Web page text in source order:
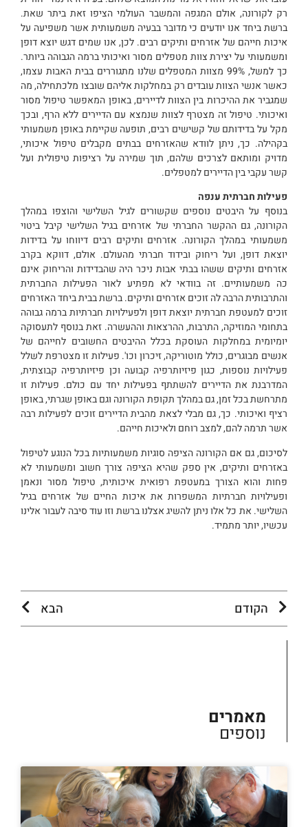
רק לקורונה, אולם המגפה והמשבר העולמי הציפו זאת ביתר שאת.
ברשת ביחד אנו יודעים כי מדובר בבעיה משמעותית אשר משפיעה על
איכות חייהם של אזרחים ותיקים רבים. לכן, אנו שמים דגש יוצא דופן
ומשמעותי על יצירת צוות מטפלים מסור ואיכותי ברמה הגבוהה ביותר.
כך למשל, 99% מצוות המטפלים שלנו מתגוררים בבית האבות עצמו,
כאשר אנשי הצוות עובדים רק במחלקות אליהם שובצו מלכתחילה, מה
שמגביר את ההיכרות בין הצוות לדיירים, באופן המאפשר טיפול מסור
ואיכותי. טיפול זה מצטרף לצוות שנמצא עם הדיירים ללא הרף, ובכך
מקל על בדידותם של קשישים רבים, תופעה שקיימת באופן משמעותי
בקהילה. כך, ניתן לוודא שהאזרחים בבתים מקבלים טיפול איכותי,
מדויק ומותאם לצרכים שלהם, תוך שמירה על רציפות טיפולית ועל
קשר עקבי בין הדיירים למטפלים.
פעילות חברתית ענפה
בנוסף על היבטים נוספים שקשורים לגיל השלישי והוצפו במהלך
הקורונה, גם ההקשר החברתי של אזרחים בגיל השלישי קיבל ביטוי
משמעותי במהלך הקורונה. אזרחים ותיקים רבים דיווחו על בדידות
יוצאת דופן, ועל ריחוק ובידוד חברתי מהעולם. אולם, דווקא בקרב
אזרחים ותיקים ששהו בבתי אבות ניכר היה שהבדידות והריחוק אינם
כה משמעותיים. זה בוודאי לא מפתיע לאור הפעילות החברתית
והתרבותית הרבה לה זוכים אזרחים ותיקים. ברשת בבית ביחד האזרחים
זוכים למעטפת חברתית יוצאת דופן ולפעילויות חברתיות ברמה גבוהה
בתחומי המוזיקה, התרבות, ההרצאות וההעשרה. זאת בנוסף לתעסוקה
יומיומית במחלקות העוסקת בכלל ההיבטים החשובים לחייהם של
אנשים מבוגרים, כולל מוטוריקה, זיכרון וכו'. פעילות זו מצטרפת לשלל
פעילויות נוספות, כגון פיזיותרפיה קבועה וכן פיזיותרפיה קבוצתית,
המדרבנת את הדיירים להשתתף בפעילות יחד עם כולם. פעילות זו
מתרחשת בכל זמן, גם במהלך תקופת הקורונה וגם באופן שגרתי, באופן
רציף ואיכותי. כך, גם מבלי לצאת מהבית הדיירים זוכים לפעילות רבה
אשר תרמה להם, למצב רוחם ולאיכות חייהם.
לסיכום, גם אם הקורונה הציפה סוגיות משמעותיות בכל הנוגע לטיפול
באזרחים ותיקים, אין ספק שהיא הציפה צורך חשוב ומשמעותי לא
פחות והוא הצורך במעטפת רפואית איכותית, טיפול מסור ונאמן
ופעילויות חברתיות המשפרות את איכות החיים של אזרחים בגיל
השלישי. את כל אלו ניתן להשיג אצלנו ברשת וזו עוד סיבה לעבור אלינו
עכשיו, יותר מתמיד.
הקודם הבא
מאמרים
נוספים